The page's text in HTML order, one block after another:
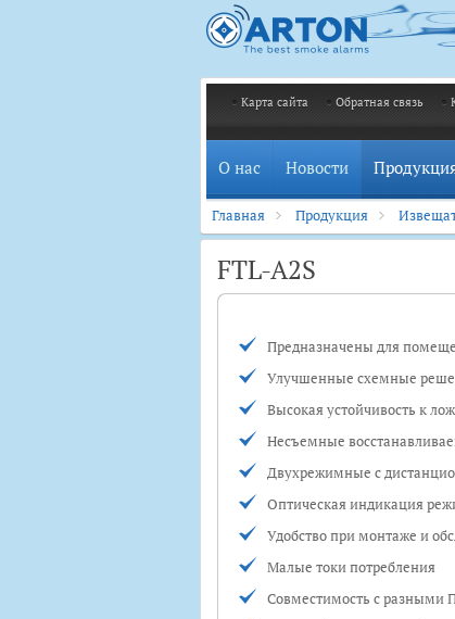
Карта сайта Обратная связь
О нас Новости
Главная Продукция
FTL-A2S
Предназначены для
Улучшенные схемные
Высокая устойчивость к
Несъемные
Двухрежимные с
Оптическая индикация
Удобство при монтаже и
Малые токи потребления
Совместимость с разными